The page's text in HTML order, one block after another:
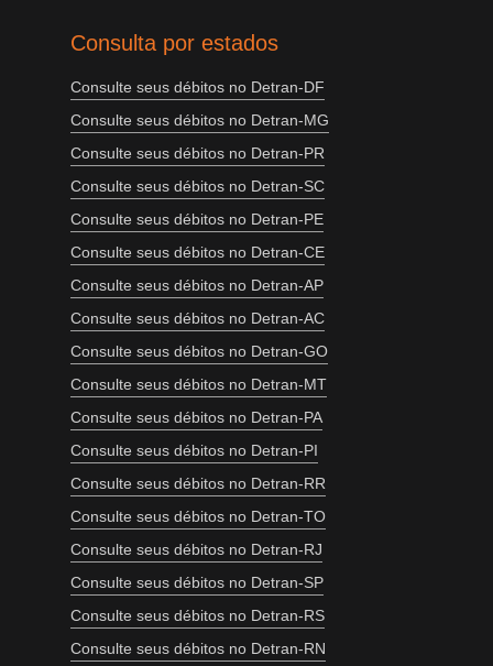
Consulta por estados
Consulte seus débitos no Detran-DF
Consulte seus débitos no Detran-MG
Consulte seus débitos no Detran-PR
Consulte seus débitos no Detran-SC
Consulte seus débitos no Detran-PE
Consulte seus débitos no Detran-CE
Consulte seus débitos no Detran-AP
Consulte seus débitos no Detran-AC
Consulte seus débitos no Detran-GO
Consulte seus débitos no Detran-MT
Consulte seus débitos no Detran-PA
Consulte seus débitos no Detran-PI
Consulte seus débitos no Detran-RR
Consulte seus débitos no Detran-TO
Consulte seus débitos no Detran-RJ
Consulte seus débitos no Detran-SP
Consulte seus débitos no Detran-RS
Consulte seus débitos no Detran-RN